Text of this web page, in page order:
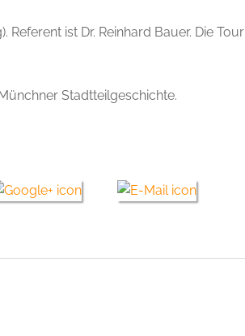
ist Dr. Reinhard Bauer. Die Tour
Stadtteilgeschichte.